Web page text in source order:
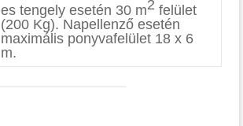
es tengely esetén 30 m2 felület
(200 Kg). Napellenző esetén
maximális ponyvafelület 18 x 6
m.